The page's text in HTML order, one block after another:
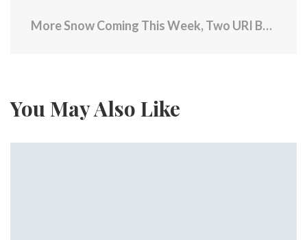
More Snow Coming This Week, Two URI Basketball Players Leave Team
You May Also Like